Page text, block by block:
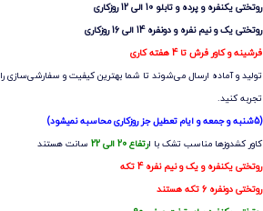
روتختی یکنفره و پرده و تابلو 10 الی 12 روزکاری
روتختی یک و نیم نفره و دونفره 14 الی 16 روزکاری
فرشینه و کاور فرش تا 4 هفته کاری
تولید و آماده ارسال می‌شوند تا شما بهترین کیفیت و سفارشی‌سازی را
تجربه کنید.
(5شنبه و جمعه و ایام تعطیل جز روزکاری محاسبه نمیشود)
کاور کشدوزها مناسب تشک با ارتفاع 20 الی 22
سانت هستند
روتختی یکنفره و یک و نیم نفره 4 تکه
روتختی دونفره 6 تکه هستند